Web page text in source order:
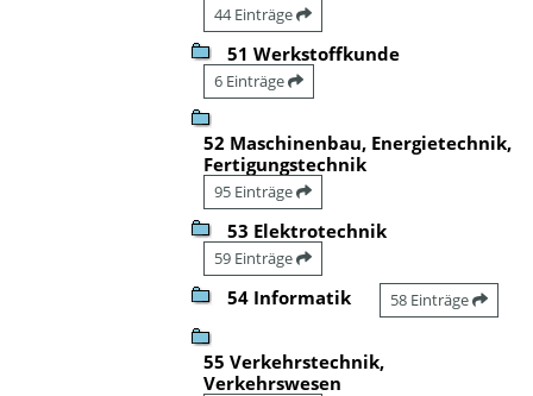
44 Einträge
51 Werkstoffkunde
6 Einträge
52 Maschinenbau, Energietechnik,
Fertigungstechnik
95 Einträge
53 Elektrotechnik
59 Einträge
54 Informatik 58 Einträge
55 Verkehrstechnik,
Verkehrswesen